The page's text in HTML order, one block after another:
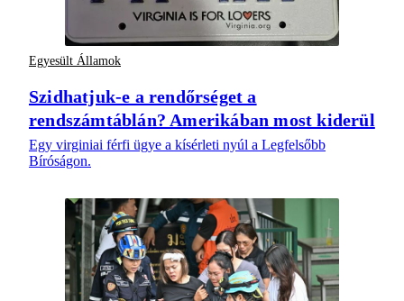
Egyesült Államok
Szidhatjuk-e a rendőrséget a
rendszámtáblán? Amerikában most kiderül
Egy virginiai férfi ügye a kísérleti nyúl a Legfelsőbb
Bíróságon.